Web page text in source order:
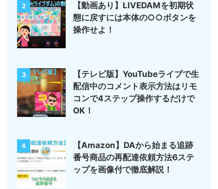
2
【動画あり】LIVEDAMを初期状
態に戻すには本体の○○ボタンを
操作せよ！
3
【テレビ版】YouTubeライブで生
配信中のコメント表示方法はリモ
コンで4ステップ操作するだけで
OK！
4
【Amazon】DAから始まる追跡
番号商品の再配達依頼方法6ステ
ップを画像付で徹底解説！